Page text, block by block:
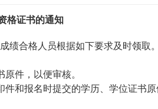
格证书的通知
绩合格人员根据如下要求及时领取。
件，以便审核。
和报名时提交的学历、学位证书